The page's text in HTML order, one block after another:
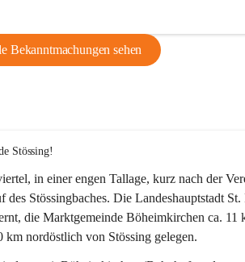
Bekanntmachungen sehen
Stössing!
in einer engen Tallage, kurz nach der
des Stössingbaches. Die Landeshauptstadt
die Marktgemeinde Böheimkirchen ca.
km nordöstlich von Stössing gelegen.